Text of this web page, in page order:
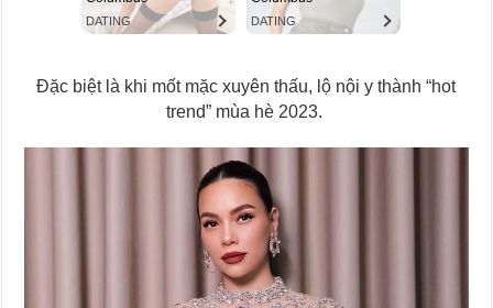
Đặc biệt là khi mốt mặc xuyên thấu, lộ nội y thành “hot
trend” mùa hè 2023.